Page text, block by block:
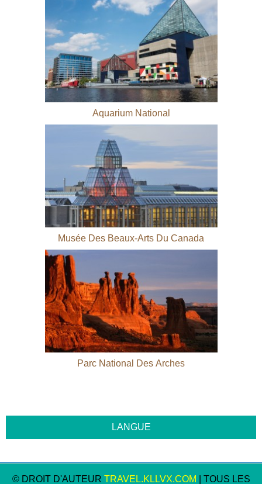
Aquarium National
Musée Des Beaux-Arts Du Canada
Parc National Des Arches
© DROIT D'AUTEUR TRAVEL.KLLVX.COM | TOUS LES